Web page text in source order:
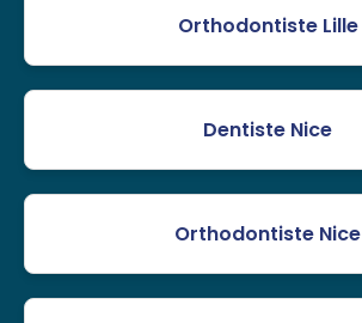
Orthodontiste Lille
Dentiste Nice
Orthodontiste Nice